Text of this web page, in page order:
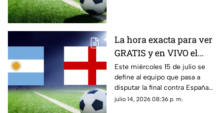
La hora exacta para ver
GRATIS y en VIVO el
partido de Argentina vs
Inglaterra de la Copa
Mundial de la FIFA
2026™ este 15 de julio
Este miércoles 15 de julio se
define al equipo que pasa a
disputar la final contra España
en la Copa Mundial de la FIFA
julio 14, 2026 08:36 p. m.